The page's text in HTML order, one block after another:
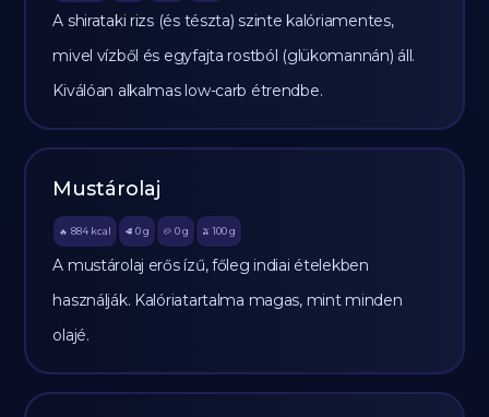
A shirataki rizs (és tészta) szinte kalóriamentes,
mivel vízből és egyfajta rostból (glükomannán) áll.
Kiválóan alkalmas low-carb étrendbe.
Mustárolaj
🔥 884 kcal 🥩 0 g 🥔 0g 🫒 100 g
A mustárolaj erős ízű, főleg indiai ételekben
használják. Kalóriatartalma magas, mint minden
olajé.